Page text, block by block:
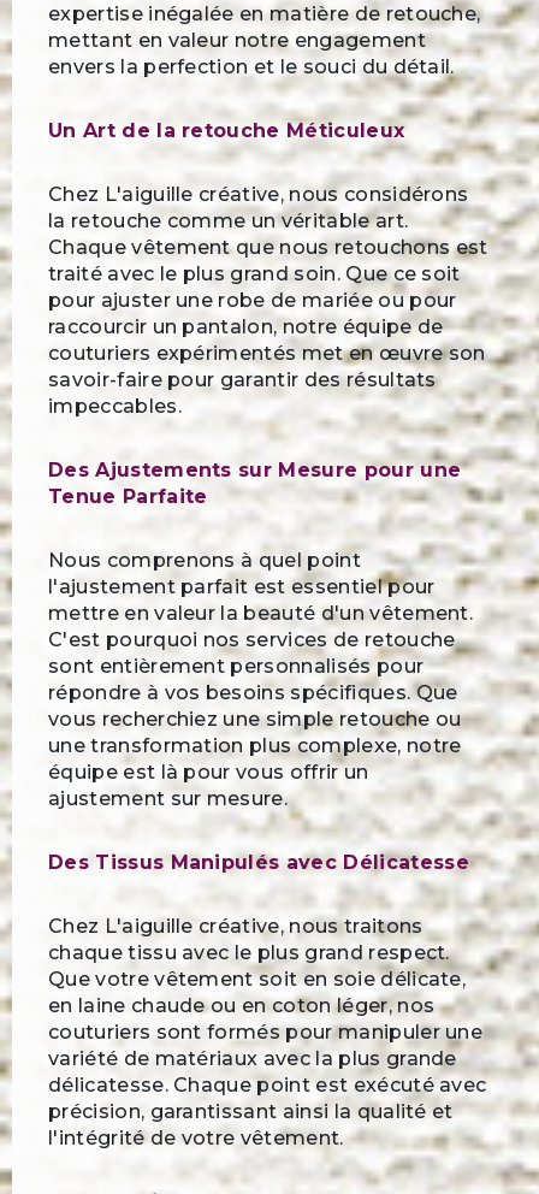
expertise inégalée en matière de retouche,
mettant en valeur notre engagement
envers la perfection et le souci du détail.
Un Art de la retouche Méticuleux
Chez L'aiguille créative, nous considérons
la retouche comme un véritable art.
Chaque vêtement que nous retouchons est
traité avec le plus grand soin. Que ce soit
pour ajuster une robe de mariée ou pour
raccourcir un pantalon, notre équipe de
couturiers expérimentés met en œuvre son
savoir-faire pour garantir des résultats
impeccables.
Des Ajustements sur Mesure pour une
Tenue Parfaite
Nous comprenons à quel point
l'ajustement parfait est essentiel pour
mettre en valeur la beauté d'un vêtement.
C'est pourquoi nos services de retouche
sont entièrement personnalisés pour
répondre à vos besoins spécifiques. Que
vous recherchiez une simple retouche ou
une transformation plus complexe, notre
équipe est là pour vous offrir un
ajustement sur mesure.
Des Tissus Manipulés avec Délicatesse
Chez L'aiguille créative, nous traitons
chaque tissu avec le plus grand respect.
Que votre vêtement soit en soie délicate,
en laine chaude ou en coton léger, nos
couturiers sont formés pour manipuler une
variété de matériaux avec la plus grande
délicatesse. Chaque point est exécuté avec
précision, garantissant ainsi la qualité et
l'intégrité de votre vêtement.